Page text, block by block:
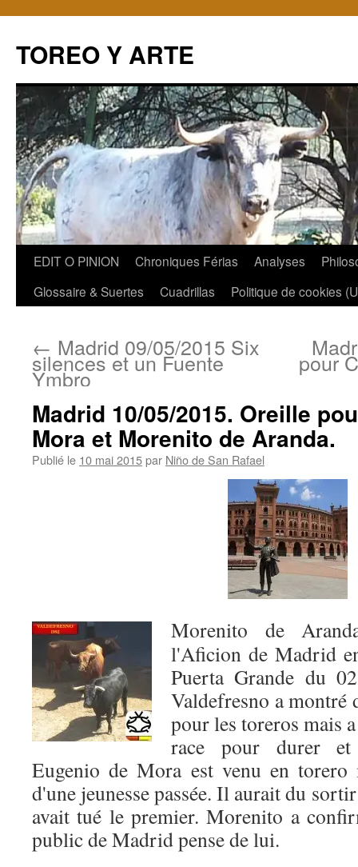
TOREO Y ARTE
Aller
EDIT O PINION Chroniques Férias Analyses
Glossaire & Suertes
Cuadrillas Politique de cookies
← Madrid 09/05/2015 Six
silences et un Fuente
Ymbro
pour
Madrid 10/05/2015. Oreille
Mora et Morenito de Aranda.
Publié le 10 mai 2015par Niño de San Rafael
Morenito de
l'Aficion de Madrid
Puerta Grande du
Valdefresno a montré
pour les toreros mais
race pour durer
Eugenio de Mora est venu en torero
d'une jeunesse passée. Il aurait du
avait tué le premier. Morenito a
public de Madrid pense de lui.